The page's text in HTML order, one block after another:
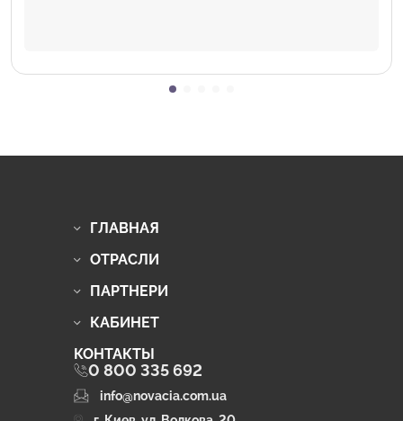
ГЛАВНАЯ
ОТРАСЛИ
ПАРТНЕРИ
КАБИНЕТ
КОНТАКТЫ
0 800 335 692
info@novacia.com.ua